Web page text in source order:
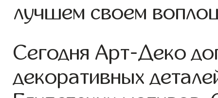
лучшем своем
Сегодня Арт-Деко
декоративных